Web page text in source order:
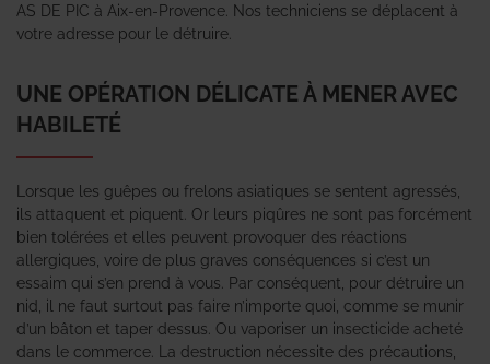
AS DE PIC à Aix-en-Provence. Nos techniciens se déplacent à
votre adresse pour le détruire.
UNE OPÉRATION DÉLICATE À MENER AVEC
HABILETÉ
Lorsque les guêpes ou frelons asiatiques se sentent agressés,
ils attaquent et piquent. Or leurs piqûres ne sont pas forcément
bien tolérées et elles peuvent provoquer des réactions
allergiques, voire de plus graves conséquences si c’est un
essaim qui s’en prend à vous. Par conséquent, pour détruire un
nid, il ne faut surtout pas faire n’importe quoi, comme se munir
d’un bâton et taper dessus. Ou vaporiser un insecticide acheté
dans le commerce. La destruction nécessite des précautions,